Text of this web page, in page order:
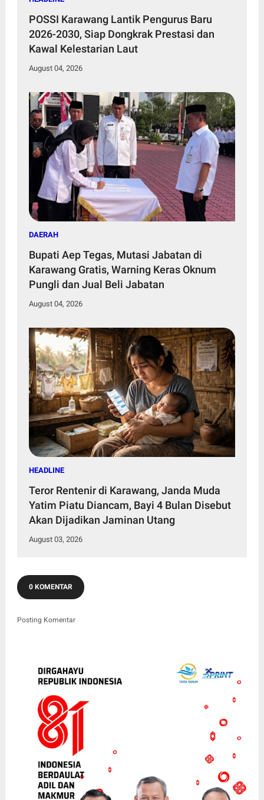
POSSI Karawang Lantik Pengurus Baru
2026-2030, Siap Dongkrak Prestasi dan
Kawal Kelestarian Laut
August 04, 2026
DAERAH
Bupati Aep Tegas, Mutasi Jabatan di
Karawang Gratis, Warning Keras Oknum
Pungli dan Jual Beli Jabatan
August 04, 2026
HEADLINE
Teror Rentenir di Karawang, Janda Muda
Yatim Piatu Diancam, Bayi 4 Bulan Disebut
Akan Dijadikan Jaminan Utang
August 03, 2026
0 KOMENTAR
Posting Komentar